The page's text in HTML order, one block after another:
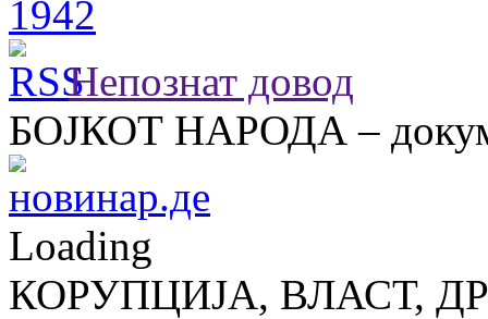
Непознат довод
БОЈКОТ НАРОДА –
Loading
КОРУПЦИЈА, ВЛАСТ,